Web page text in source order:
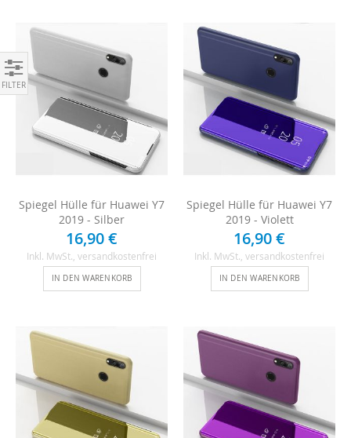
Spiegel Hülle für Huawei Y7
2019 - Silber
16,90 €
Inkl. MwSt., versandkostenfrei
IN DEN WARENKORB
Spiegel Hülle für Huawei Y7
2019 - Violett
16,90 €
Inkl. MwSt., versandkostenfrei
IN DEN WARENKORB
Einkaufen nach